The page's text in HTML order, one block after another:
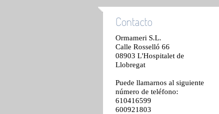
Contacto
Ormameri S.L.
Calle Rosselló 66
08903 L'Hospitalet de
Llobregat
Puede llamarnos al siguiente
número de teléfono:
610416599
600921803